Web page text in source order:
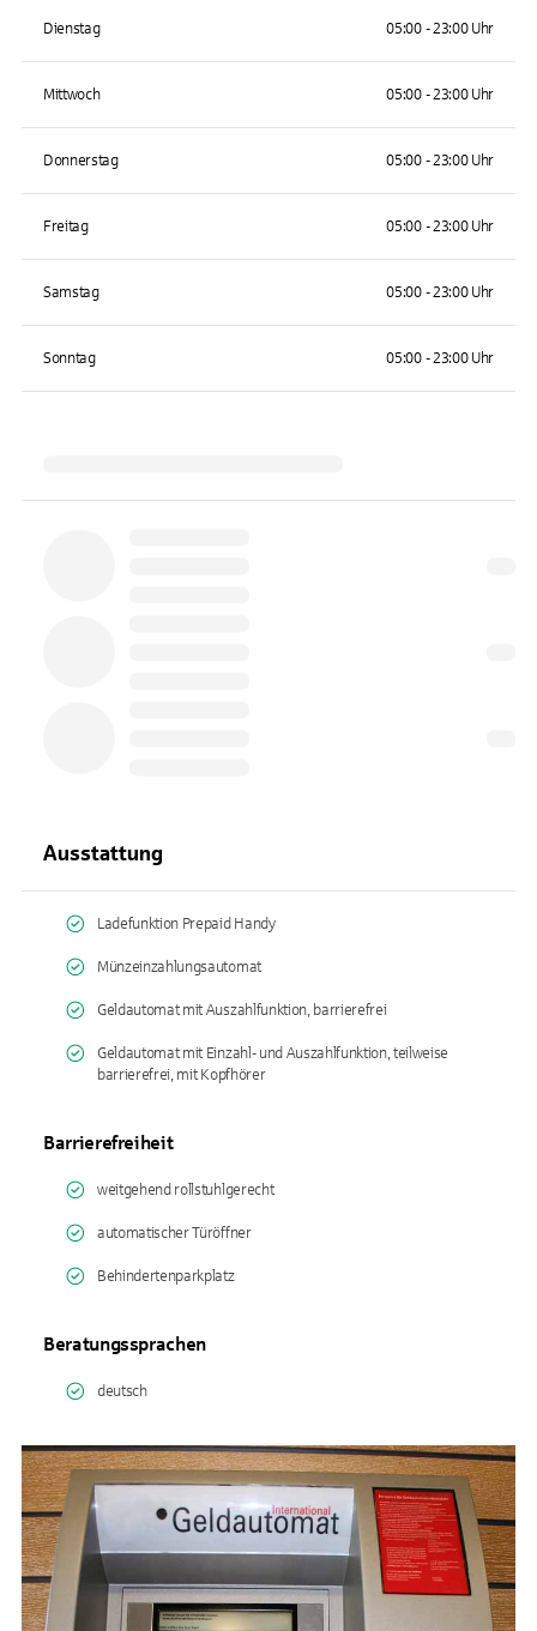
Dienstag 05:00 - 23:00 Uhr
Mittwoch 05:00 - 23:00 Uhr
Donnerstag 05:00 - 23:00 Uhr
Freitag 05:00 - 23:00 Uhr
Samstag 05:00 - 23:00 Uhr
Sonntag 05:00 - 23:00 Uhr
Ausstattung
Ladefunktion Prepaid Handy
Münzeinzahlungsautomat
Geldautomat mit Auszahlfunktion, barrierefrei
Geldautomat mit Einzahl- und Auszahlfunktion, teilweise
barrierefrei, mit Kopfhörer
Barrierefreiheit
weitgehend rollstuhlgerecht
automatischer Türöffner
Behindertenparkplatz
Beratungssprachen
deutsch